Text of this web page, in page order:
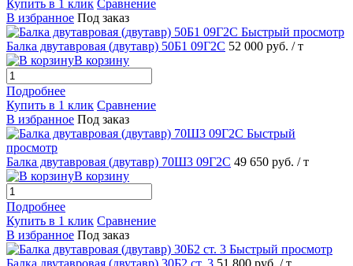
Купить в 1 клик Сравнение
В избранное Под заказ
Быстрый просмотр
Балка двутавровая (двутавр) 50Б1 09Г2С 52 000 руб. / т
В корзину
Подробнее
Купить в 1 клик Сравнение
В избранное Под заказ
Быстрый
просмотр
Балка двутавровая (двутавр) 70Ш3 09Г2С 49 650 руб. / т
В корзину
Подробнее
Купить в 1 клик Сравнение
В избранное Под заказ
Быстрый просмотр
Балка двутавровая (двутавр) 30Б2 ст. 3 51 800 руб. / т